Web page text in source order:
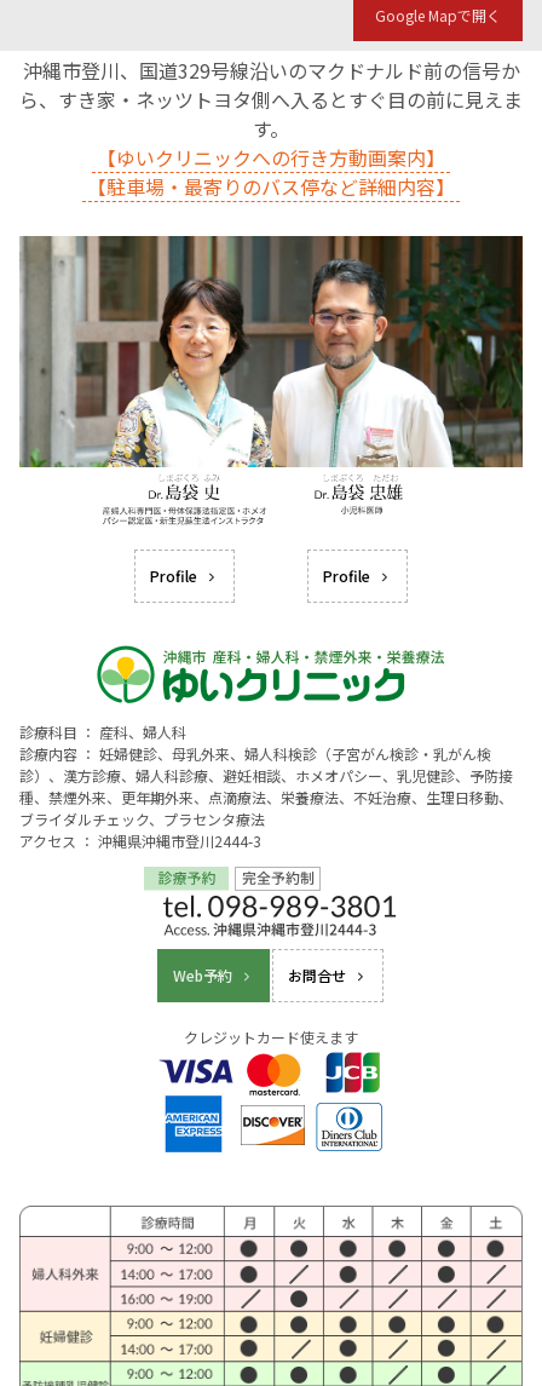
Google Mapで開く
沖縄市登川、国道329号線沿いのマクドナルド前の信号か
ら、すき家・ネッツトヨタ側へ入るとすぐ目の前に見えま
す。
【ゆいクリニックへの行き方動画案内】
【駐車場・最寄りのバス停など詳細内容】
Profile Profile
診療科目 ： 産科、婦人科
診療内容 ： 妊婦健診、母乳外来、婦人科検診（子宮がん検診・乳がん検
診）、漢方診療、婦人科診療、避妊相談、ホメオパシー、乳児健診、予防接
種、禁煙外来、更年期外来、点滴療法、栄養療法、不妊治療、生理日移動、
ブライダルチェック、プラセンタ療法
アクセス ： 沖縄県沖縄市登川2444-3
Web予約 お問合せ
クレジットカード使えます